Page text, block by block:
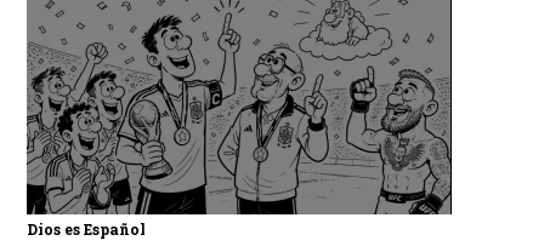
Dios es Español